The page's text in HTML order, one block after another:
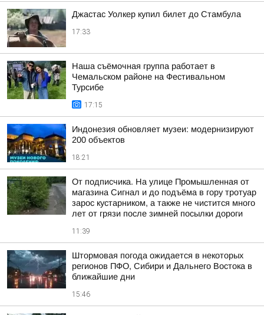
Джастас Уолкер купил билет до Стамбула
17:33
Наша съёмочная группа работает в
Чемальском районе на Фестивальном
Турсибе
17:15
Индонезия обновляет музеи: модернизируют
200 объектов
18:21
От подписчика. На улице Промышленная от
магазина Сигнал и до подъёма в гору тротуар
зарос кустарником, а также не чистится много
лет от грязи после зимней посылки дороги
11:39
Штормовая погода ожидается в некоторых
регионов ПФО, Сибири и Дальнего Востока в
ближайшие дни
15:46